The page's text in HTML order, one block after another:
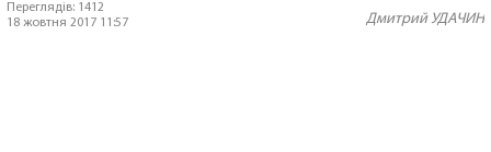
Переглядів: 1412
18 жовтня 2017 11:57
Дмитрий УДАЧИН